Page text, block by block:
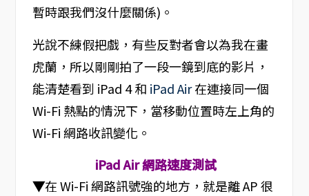
暫時跟我們沒什麼關係)。
光說不練假把戲，有些反對者會以為我在畫
虎蘭，所以剛剛拍了一段一鏡到底的影片，
能清楚看到 iPad 4 和 iPad Air在連接同一個
Wi-Fi 熱點的情況下，當移動位置時左上角的
Wi-Fi 網路收訊變化。
iPad Air 網路速度測試
▼在 Wi-Fi 網路訊號強的地方，就是離 AP 很